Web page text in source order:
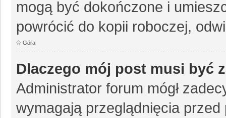
mogą być dokończone i
powrócić do kopii roboczej,
Góra
Dlaczego mój post musi być
Administrator forum mógł
wymagają przeglądnięcia